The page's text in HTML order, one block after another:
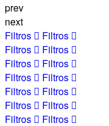
prev
next
Filtros
Filtros
Filtros
Filtros
Filtros
Filtros
Filtros
Filtros
Filtros
Filtros
Filtros
Filtros
Filtros
Filtros